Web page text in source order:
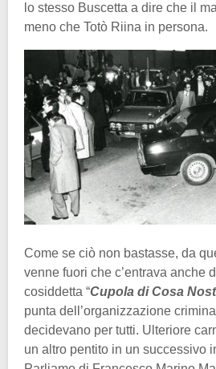
lo stesso Buscetta a dire che il
meno che Totò Riina in persona.
Come se ciò non bastasse, da
venne fuori che c’entrava anche
cosiddetta “Cupola di Cosa
punta dell’organizzazione
decidevano per tutti. Ulteriore
un altro pentito in un successivo